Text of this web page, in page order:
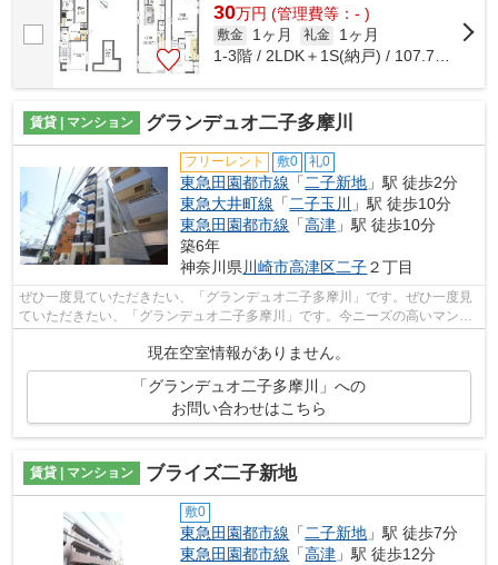
30万円 (管理費等：- )
敷金 1ヶ月 礼金
1ヶ月
賃貸 | マンション グランデュオ二子多摩川
フリーレント 敷0 礼0
東急田園都市線 「二子新地 」駅 徒歩2分
東急大井町線 「二子玉川
」駅 徒歩10分
東急田園都市線 「高津 」駅 徒歩10分
築6年
神奈川県川崎市高津区二子２丁目
ぜひ一度見ていただきたい、「グランデュオ二子多摩川」です。ぜひ一度見
ていただきたい、「グランデュオ二子多摩川」です。今ニーズの高いマンシ
現在空室情報がありません。
「グランデュオ二子多摩川」への
お問い合わせはこちら
賃貸 | マンション ブライズ二子新地
敷0
東急田園都市線 「 二子新地 」駅 徒歩7分
東急田園都市線 「高津 」駅 徒歩12分